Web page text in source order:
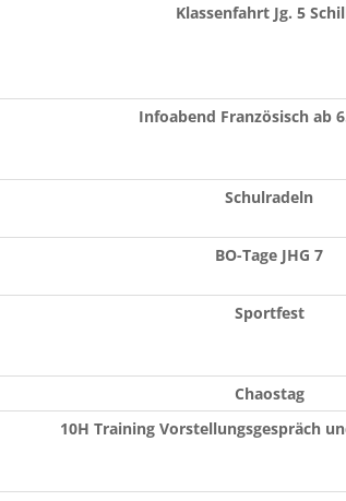
Klassenfahrt Jg. 5
Infoabend Französisch ab
Schulradeln
BO-Tage JHG 7
Sportfest
Chaostag
10H Training Vorstellungsgespräch